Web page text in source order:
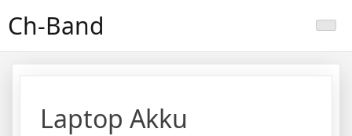
toCh-Band
Laptop Akku